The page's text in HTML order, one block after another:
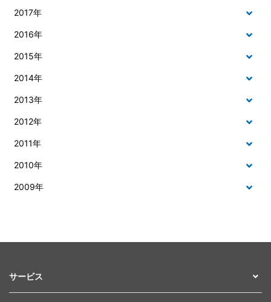
2017年
2016年
2015年
2014年
2013年
2012年
2011年
2010年
2009年
サービス